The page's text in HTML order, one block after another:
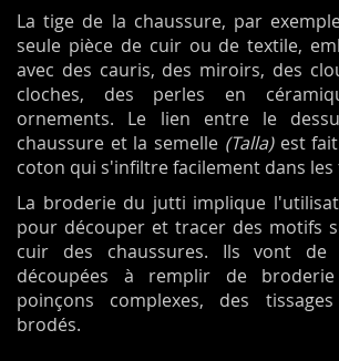
La tige de la chaussure, par
seule pièce de cuir ou de textile,
avec des cauris, des miroirs, des
cloches, des perles en
ornements. Le lien entre le
chaussure et la semelle (Talla)est fait
coton qui s'infiltre facilement dans
La broderie du jutti implique
pour découper et tracer des motifs
cuir des chaussures. Ils vont de
découpées à remplir de
poinçons complexes, des
brodés.